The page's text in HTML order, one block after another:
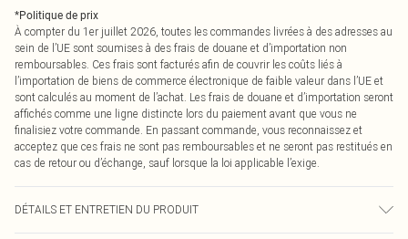
*Politique de prix
À compter du 1er juillet 2026, toutes les commandes livrées à des adresses au
sein de l’UE sont soumises à des frais de douane et d’importation non
remboursables. Ces frais sont facturés afin de couvrir les coûts liés à
l’importation de biens de commerce électronique de faible valeur dans l’UE et
sont calculés au moment de l’achat. Les frais de douane et d’importation seront
affichés comme une ligne distincte lors du paiement avant que vous ne
finalisiez votre commande. En passant commande, vous reconnaissez et
acceptez que ces frais ne sont pas remboursables et ne seront pas restitués en
cas de retour ou d’échange, sauf lorsque la loi applicable l’exige.
DÉTAILS ET ENTRETIEN DU PRODUIT